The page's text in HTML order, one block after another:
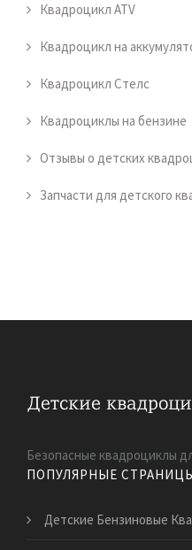
Квадроцикл ATV
Квадроцикл на
Квадроцикл Стелс
Квадроциклы на бензине
Отзывы о детских
Запчасти для детского
Безопасные квадроциклы
ПОПУЛЯРНЫЕ
Детские Бензиновые